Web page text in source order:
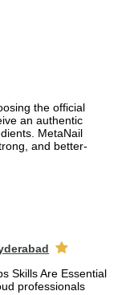
the official
an authentic
MetaNail
and better-
Skills Are Essential
professionals